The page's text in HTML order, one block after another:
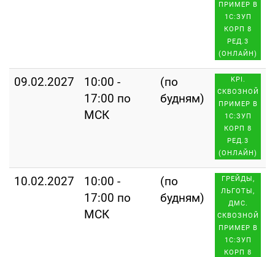
ПРИМЕР В
1С:ЗУП
КОРП 8
РЕД.3
(ОНЛАЙН)
09.02.2027
10:00 -
17:00 по
МСК
(по
будням)
KPI.
СКВОЗНОЙ
ПРИМЕР В
1С:ЗУП
КОРП 8
РЕД.3
(ОНЛАЙН)
10.02.2027
10:00 -
17:00 по
МСК
(по
будням)
ГРЕЙДЫ,
ЛЬГОТЫ,
ДМС.
СКВОЗНОЙ
ПРИМЕР В
1С:ЗУП
КОРП 8